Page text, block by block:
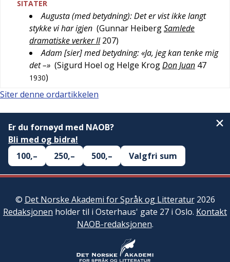
SITATER
Augusta (med betydning): Det er vist ikke langt
stykke vi har igjen (Gunnar HeibergSamlede
dramatiske verker II 207)
Adam [sier] med betydning: «Ja, jeg kan tenke mig
det –» (Sigurd Hoel og Helge KrogDon Juan 47
1930)
Siter denne ordartikkelen
Er du fornøyd med NAOB?
Bli med og bidra!
100,–
250,– 500,– Valgfri sum
© Det Norske Akademi for Språk og Litteratur2026
Redaksjonen holder til i Osterhaus' gate 27 i Oslo. Kontakt
NAOB-redaksjonen.